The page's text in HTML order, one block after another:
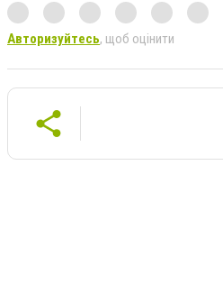
Авторизуйтесь, щоб оцінити